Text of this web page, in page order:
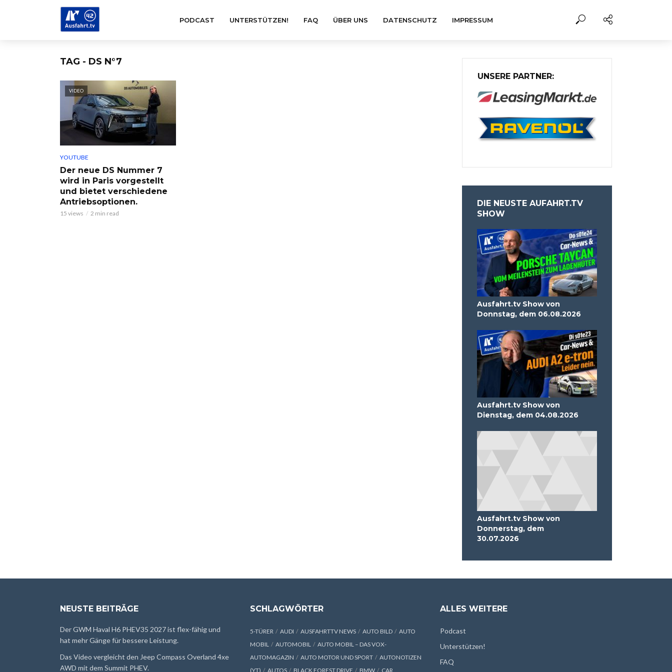
PODCAST UNTERSTÜTZEN! FAQ ÜBER UNS DATENSCHUTZ IMPRESSUM
TAG - DS N°7
VIDEO
YOUTUBE
Der neue DS Nummer 7
wird in Paris vorgestellt
und bietet verschiedene
Antriebsoptionen.
15 views 2 min read
UNSERE PARTNER:
DIE NEUSTE AUFAHRT.TV
SHOW
Ausfahrt.tv Show von
Donnstag, dem 06.08.2026
Ausfahrt.tv Show von
Dienstag, dem 04.08.2026
Ausfahrt.tv Show von
Donnerstag, dem
30.07.2026
NEUSTE BEITRÄGE
Der GWM Haval H6 PHEV35 2027 ist flex-fähig und
hat mehr Gänge für bessere Leistung.
Das Video vergleicht den Jeep Compass Overland 4xe
AWD mit dem Summit PHEV.
SCHLAGWÖRTER
5-TÜRER AUDI AUSFAHRTTV NEWS AUTO BILD
AUTO
MOBIL
AUTOMOBIL
AUTO MOBIL – DAS VOX-
AUTOMAGAZIN
AUTO MOTOR UND SPORT
AUTONOTIZEN
(YT)
AUTOS BLACK FOREST DRIVE BMW CAR
ALLES WEITERE
Podcast
Unterstützen!
FAQ